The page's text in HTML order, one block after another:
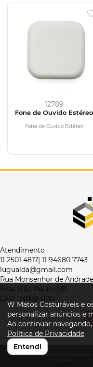
12789
Fone de Ouvido Estéreo
Fone de Ouvido Estéreo
Atendimento
11 2501 4817| 11 94680 7743
lugualda@gmail.com
Rua Monsenhor de
Brás |São Paulo |SP
CEP: 03008-000
© W Matos Costuráveis 2026
W Matos Costuráveis e
personalizar anúncios e
Ao continuar
Política de Privacidade
Entendi